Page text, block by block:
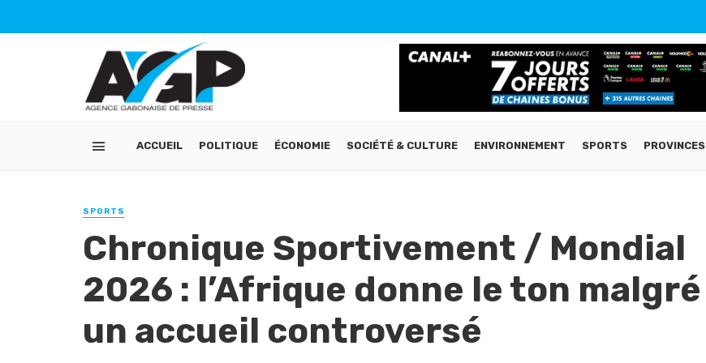
ACCUEIL POLITIQUE ÉCONOMIE SOCIÉTÉ & CULTURE ENVIRONNEMENT SPORTS PROVINCES
SPORTS
Chronique Sportivement / Mondial
2026 : l’Afrique donne le ton malgré
un accueil controversé